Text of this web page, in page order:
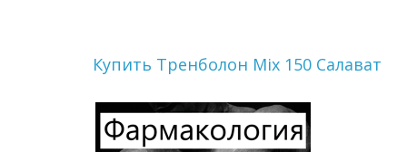
Купить Тренболон Mix 150 Салават